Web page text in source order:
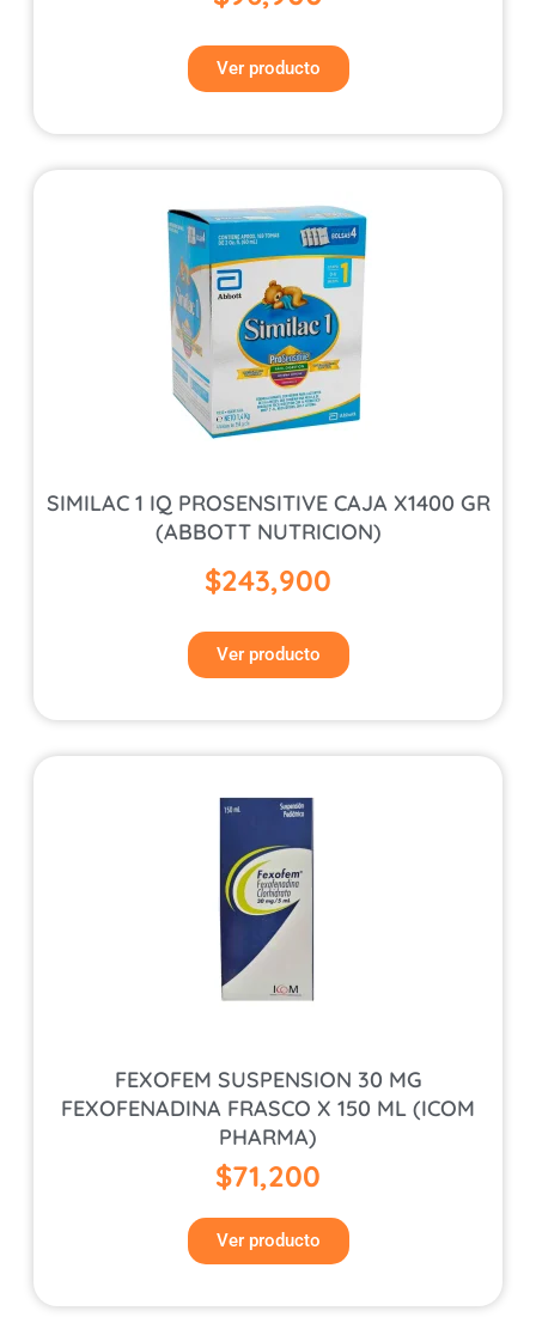
Ver producto
SIMILAC 1 IQ PROSENSITIVE CAJA X1400 GR
(ABBOTT NUTRICION)
$243,900
Ver producto
FEXOFEM SUSPENSION 30 MG
FEXOFENADINA FRASCO X 150 ML (ICOM
PHARMA)
$71,200
Ver producto